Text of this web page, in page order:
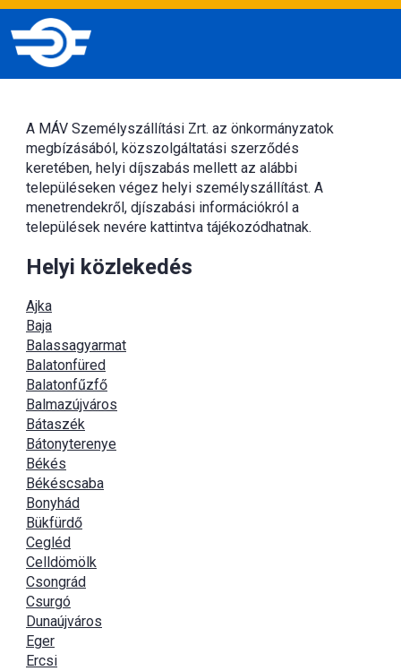
A MÁV Személyszállítási Zrt. az önkormányzatok
megbízásából, közszolgáltatási szerződés
keretében, helyi díjszabás mellett az alábbi
településeken végez helyi személyszállítást. A
menetrendekről, djíszabási információkról a
települések nevére kattintva tájékozódhatnak.
Helyi közlekedés
Ajka
Baja
Balassagyarmat
Balatonfüred
Balatonfűzfő
Balmazújváros
Bátaszék
Bátonyterenye
Békés
Békéscsaba
Bonyhád
Bükfürdő
Cegléd
Celldömölk
Csongrád
Csurgó
Dunaújváros
Eger
Ercsi